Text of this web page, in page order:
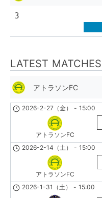
3
LATEST MATCHES
アトラソンFC
2026-2-27（金） - 15:00
アトラソンFC
2026-2-14（土） - 15:00
アトラソンFC
2026-1-31（土） - 15:00